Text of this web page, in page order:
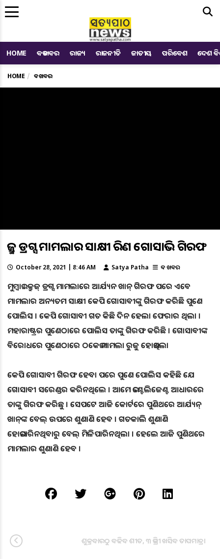
HOME ବଡ ଖବର ରାଜ୍ୟ ରାଜନୀତି ଜାତୀୟ ପରିବେଶ ଦେଶ
HOME ବଡ ଖବର
କ୍ରୁଜ୍ ଡ୍ରଗ୍ସ ମାମଲାର ସାକ୍ଷୀ କିରଣ ଗୋସାଭି ଗିରଫ
October 28, 2021 | 8:46 AM Satya Patha ବଡ ଖବର
ମୁମ୍ୱାଇ : କ୍ରୁଜ୍‌ ଡ୍ରଗ୍ସ ମାମଲାରେ ଆର୍ଯ୍ୟନ ଖାନ୍ ଗିରଫ ପରେ ଏବେ
ମାମଲାର ଅନ୍ୟତମ ସାକ୍ଷୀ କେପି ଗୋସାବୀଙ୍କୁ ଗିରଫ କରିଛି ପୁଣେ
ପୋଲିସ । କେପି ଗୋସାବୀ ଗତ କିଛି ଦିନ ହେଲା ଫେରାର ଥିଲା ।
ମହାରାଷ୍ଟ୍ରର ପୁଣେଠାରେ ପୋଲିସ ତାଙ୍କୁ ଗିରଫ କରିଛି । ଗୋସାବୀଙ୍କ
ବିରୋଧରେ ପୁଣେଠାରେ ଠକେଇ ମାମଲା ରୁଜୁ ହୋଇଥିଲା
କେପି ଗୋସାବୀ ଗିରଫ ହେବା ପରେ ପୁଣେ ପୋଲିସ କହିଛି ଯେ
ଗୋସାବୀ ସରେଣ୍ଡର କରିନଥିଲେ । ଆମେ ଇଣ୍ଟେଲିଜେଣ୍ଟ ଆଧାରରେ
ତାଙ୍କୁ ଗିରଫ କରିଛୁ । ସେପଟେ ଆଜି କୋର୍ଟରେ ପୁଣିଥରେ ଆର୍ଯ୍ୟନ୍‌
ଖାନ୍‌ଙ୍କ ବେଲ୍‌ ଉପରେ ଶୁଣାଣି ହେବ । ଗତକାଲି ଶୁଣାଣି
ହୋଇପାରିନଥିବାରୁ ବେଲ୍ ମିଳିପାରିନଥିଲା । ହେଲେ ଆଜି ପୁଣିଥରେ
ମାମଲାର ଶୁଣାଣି ହେବ ।
ଶୁକ୍ରବାରଠୁ ବଢିବ ଶୀତ, ୩ ଡିଗ୍ରୀ ଖସିବ ତାପମାତ୍ରା